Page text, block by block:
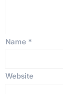
Name *
Website